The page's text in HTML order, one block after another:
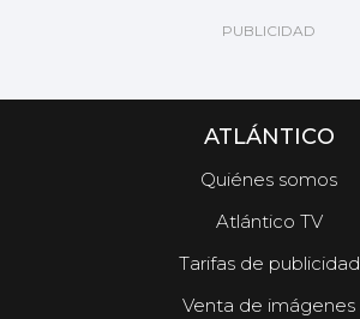
ATLÁNTICO
Quiénes somos
Atlántico TV
Tarifas de publicidad
Venta de imágenes